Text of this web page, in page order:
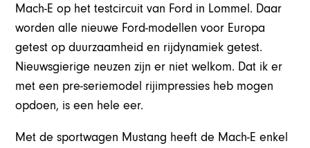
Mach-E op het testcircuit van Ford in Lommel. Daar
worden alle nieuwe Ford-modellen voor Europa
getest op duurzaamheid en rijdynamiek getest.
Nieuwsgierige neuzen zijn er niet welkom. Dat ik er
met een pre-seriemodel rijimpressies heb mogen
opdoen, is een hele eer.
Met de sportwagen Mustang heeft de Mach-E enkel